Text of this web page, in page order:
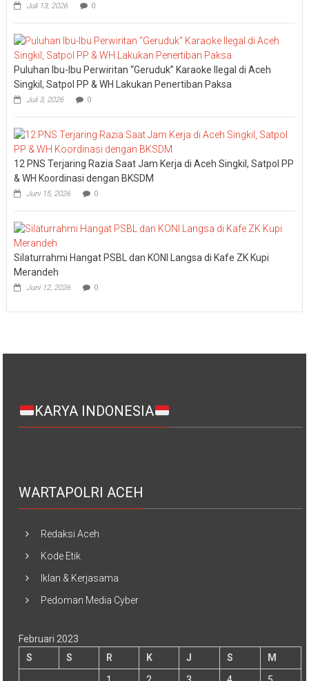
Juli 13, 2026 0
Puluhan Ibu-Ibu Perwiritan “Geruduk” Karaoke Ilegal di Aceh
Singkil, Satpol PP & WH Lakukan Penertiban Paksa
Juli 3, 2026 0
12 PNS Terjaring Razia Saat Jam Kerja di Aceh Singkil, Satpol PP
& WH Koordinasi dengan BKSDM
Juni 15, 2026 0
Silaturrahmi Hangat PSBL dan KONI Langsa di Kafe ZK Kupi
Merandeh
Juni 12, 2026 0
KARYA INDONESIA
WARTAPOLRI ACEH
Redaksi Aceh
Kode Etik
Iklan & Kerjasama
Pedoman Media Cyber
Februari 2023
S
S R K J S
M